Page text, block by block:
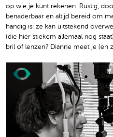
op wie je kunt rekenen. Rustig,
benaderbaar en altijd bereid om
handig is: ze kan uitstekend
(die hier stiekem allemaal nog
bril of lenzen? Dianne meet je (en